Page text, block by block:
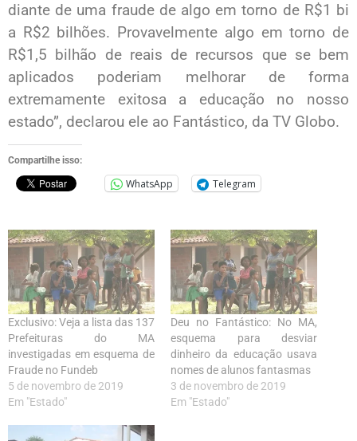
diante de uma fraude de algo em torno de R$1 bi
a R$2 bilhões. Provavelmente algo em torno de
R$1,5 bilhão de reais de recursos que se bem
aplicados poderiam melhorar de forma
extremamente exitosa a educação no nosso
estado”, declarou ele ao Fantástico, da TV Globo.
Compartilhe isso:
WhatsApp Telegram
Exclusivo: Veja a lista das 137
Prefeituras do MA
investigadas em esquema de
Fraude no Fundeb
5 de novembro de 2019
Em "Estado"
Deu no Fantástico: No MA,
esquema para desviar
dinheiro da educação usava
nomes de alunos fantasmas
3 de novembro de 2019
Em "Estado"